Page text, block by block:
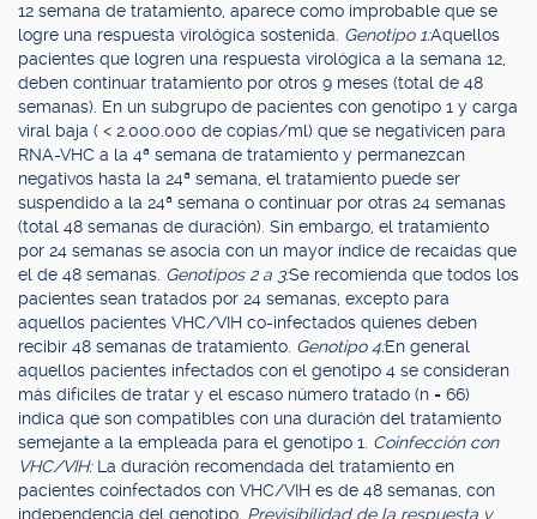
12 semana de tratamiento, aparece como improbable que se
logre una respuesta virológica sostenida. Genotipo 1:Aquellos
pacientes que logren una respuesta virológica a la semana 12,
deben continuar tratamiento por otros 9 meses (total de 48
semanas). En un subgrupo de pacientes con genotipo 1 y carga
viral baja ( < 2.000.000 de copias/ml) que se negativicen para
RNA-VHC a la 4ª semana de tratamiento y permanezcan
negativos hasta la 24ª semana, el tratamiento puede ser
suspendido a la 24ª semana o continuar por otras 24 semanas
(total 48 semanas de duración). Sin embargo, el tratamiento
por 24 semanas se asocia con un mayor índice de recaídas que
el de 48 semanas. Genotipos 2 a 3:Se recomienda que todos los
pacientes sean tratados por 24 semanas, excepto para
aquellos pacientes VHC/VIH co-infectados quienes deben
recibir 48 semanas de tratamiento. Genotipo 4:En general
aquellos pacientes infectados con el genotipo 4 se consideran
más difíciles de tratar y el escaso número tratado (n = 66)
indica que son compatibles con una duración del tratamiento
semejante a la empleada para el genotipo 1. Coinfección con
VHC/VIH: La duración recomendada del tratamiento en
pacientes coinfectados con VHC/VIH es de 48 semanas, con
independencia del genotipo. Previsibilidad de la respuesta y